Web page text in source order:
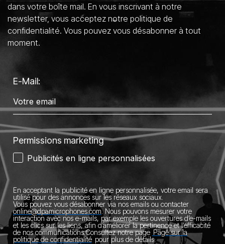
dans votre boîte mail. En vous inscrivant à notre
newsletter, vous acceptez notre politique de
confidentialité. Vous pouvez vous désabonner à tout
moment.
E-Mail:
Permissions marketing
Publicités en ligne personnalisées
En acceptant la publicité en ligne personnalisée, votre email sera
utilisé pour des annonces sur les réseaux sociaux.
Vous pouvez vous désabonner via nos emails ou contacter
online@dpamicrophones.com. Nous pouvons mesurer votre
interaction avec nos e-mails, par exemple les ouvertures d’e-mails
et les clics sur les liens, afin d’améliorer la pertinence et l’efficacité
de nos communications.Consultez notre page Page sur la
politique de confidentialité pour plus de détails.